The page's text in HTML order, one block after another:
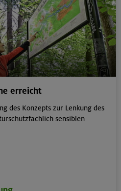
erreicht
des Konzepts zur Lenkung des
sensiblen